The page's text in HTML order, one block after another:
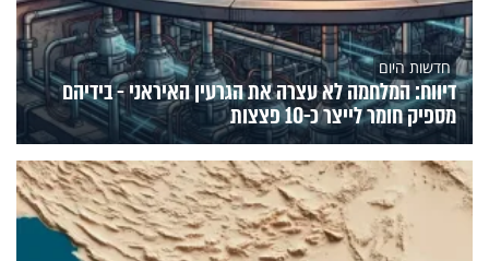
חדשות היום
דיווח: המלחמה לא עצרה את הגרעין האיראני - בידיהם
מספיק חומר לייצר כ-10 פצצות